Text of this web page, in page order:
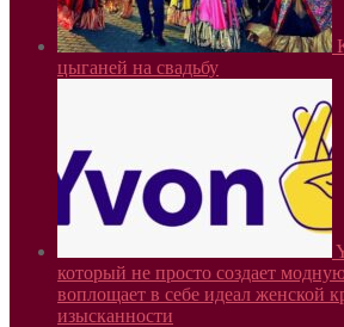
цыганей на свадьбу
который не просто создает
воплощает в себе идеал женской
изысканности